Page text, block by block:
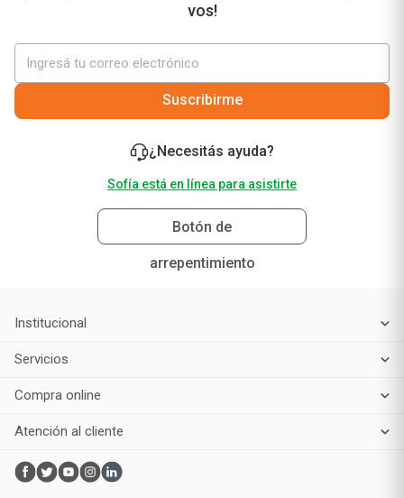
vos!
Suscribirme
¿Necesitás ayuda?
Sofía está en línea para asistirte
Botón de
arrepentimiento
Institucional
Servicios
Compra online
Atención al cliente